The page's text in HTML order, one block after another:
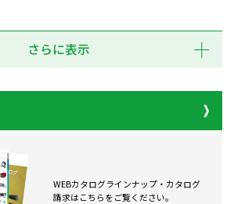
さらに表示
WEBカタログラインナップ・カタログ
請求はこちらをご覧ください。